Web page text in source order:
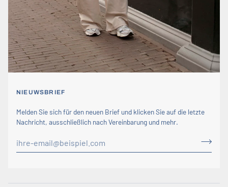
NIEUWSBRIEF
Melden Sie sich für den neuen Brief und klicken Sie auf die letzte
Nachricht, ausschließlich nach Vereinbarung und mehr.